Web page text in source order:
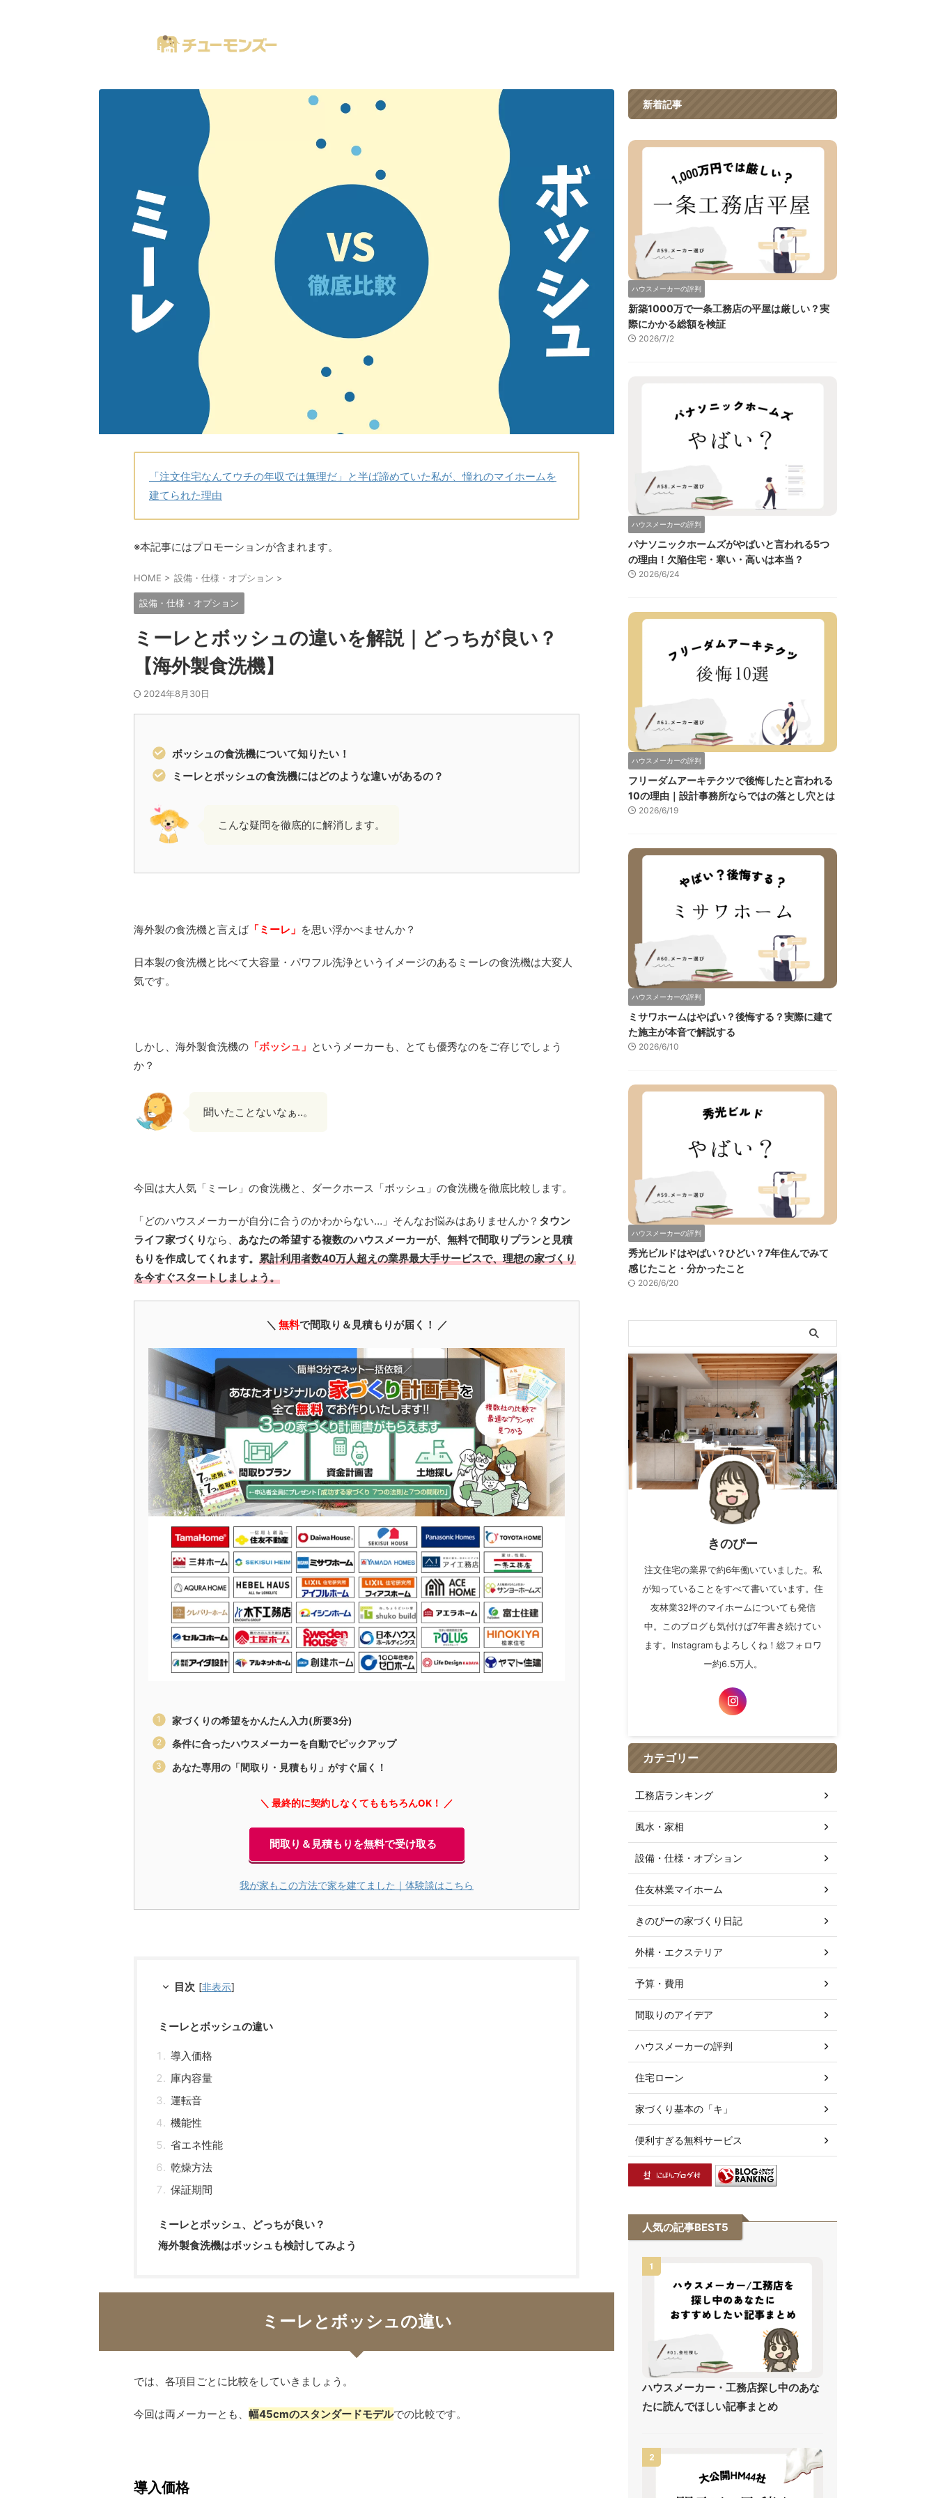
「注文住宅なんてウチの年収では無理だ」と半ば諦めていた私が、憧れのマイホームを
建てられた理由
※本記事にはプロモーションが含まれます。
HOME > 設備・仕様・オプション >
設備・仕様・オプション
ミーレとボッシュの違いを解説｜どっちが良い？
【海外製食洗機】
2024年8月30日
ボッシュの食洗機について知りたい！
ミーレとボッシュの食洗機にはどのような違いがあるの？
こんな疑問を徹底的に解消します。
海外製の食洗機と言えば「ミーレ」 を思い浮かべませんか？
日本製の食洗機と比べて大容量・パワフル洗浄というイメージのあるミーレの食洗機は大変人
気です。
しかし、海外製食洗機の 「ボッシュ」 というメーカーも、とても優秀なのをご存じでしょう
か？
聞いたことないなぁ‥。
今回は大人気「ミーレ」の食洗機と、ダークホース「ボッシュ」の食洗機を徹底比較します。
「どのハウスメーカーが自分に合うのかわからない…」そんなお悩みはありませんか？ タウン
ライフ家づくり なら、 あなたの希望する複数のハウスメーカーが、無料で間取りプランと見積
もりを作成してくれます。 累計利用者数40万人超えの業界最大手サービスで、理想の家づくり
を今すぐスタートしましょう。
＼ 無料で間取り＆見積もりが届く！ ／
家づくりの希望をかんたん入力(所要3分)
条件に合ったハウスメーカーを自動でピックアップ
あなた専用の「間取り・見積もり」がすぐ届く！
＼ 最終的に契約しなくてももちろんOK！ ／
間取り＆見積もりを無料で受け取る
我が家もこの方法で家を建てました｜体験談はこちら
目次 [非表示]
ミーレとボッシュの違い
導入価格
庫内容量
運転音
機能性
省エネ性能
乾燥方法
保証期間
ミーレとボッシュ、どっちが良い？
海外製食洗機はボッシュも検討してみよう
ミーレとボッシュの違い
では、各項目ごとに比較をしていきましょう。
今回は両メーカーとも、 幅45cmのスタンダードモデルでの比較です。
導入価格
新着記事
ハウスメーカーの評判
新築1000万で一条工務店の平屋は厳しい？実
際にかかる総額を検証
2026/7/2
ハウスメーカーの評判
パナソニックホームズがやばいと言われる5つ
の理由！欠陥住宅・寒い・高いは本当？
2026/6/24
ハウスメーカーの評判
フリーダムアーキテクツで後悔したと言われる
10の理由｜設計事務所ならではの落とし穴とは
2026/6/19
ハウスメーカーの評判
ミサワホームはやばい？後悔する？実際に建て
た施主が本音で解説する
2026/6/10
ハウスメーカーの評判
秀光ビルドはやばい？ひどい？7年住んでみて
感じたこと・分かったこと
2026/6/20
きのぴー
注文住宅の業界で約6年働いていました。私
が知っていることをすべて書いています。住
友林業32坪のマイホームについても発信
中。このブログも気付けば7年書き続けてい
ます。Instagramもよろしくね！総フォロワ
ー約6.5万人。
カテゴリー
工務店ランキング
風水・家相
設備・仕様・オプション
住友林業マイホーム
きのぴーの家づくり日記
外構・エクステリア
予算・費用
間取りのアイデア
ハウスメーカーの評判
住宅ローン
家づくり基本の「キ」
便利すぎる無料サービス
人気の記事BEST5
1
ハウスメーカー・工務店探し中のあな
たに読んでほしい記事まとめ
2